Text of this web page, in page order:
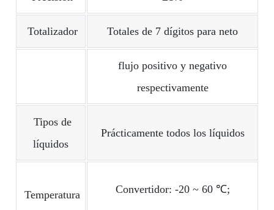
Totalizador Totales de 7 dígitos para neto
flujo positivo y negativo
respectivamente
Tipos de
líquidos
Prácticamente todos los líquidos
Temperatura
Convertidor: -20 ~ 60 ℃;